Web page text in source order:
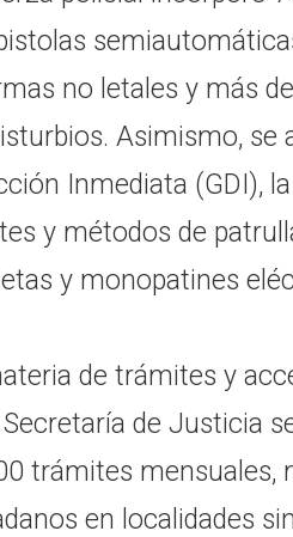
no letales y más
Asimismo, se
Inmediata (GDI),
y métodos de
y monopatines
de trámites y
de Justicia
trámites mensuales,
en localidades